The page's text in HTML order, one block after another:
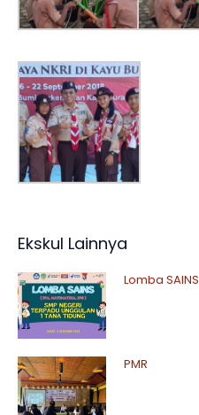
Ekskul Lainnya
Lomba SAINS
PMR